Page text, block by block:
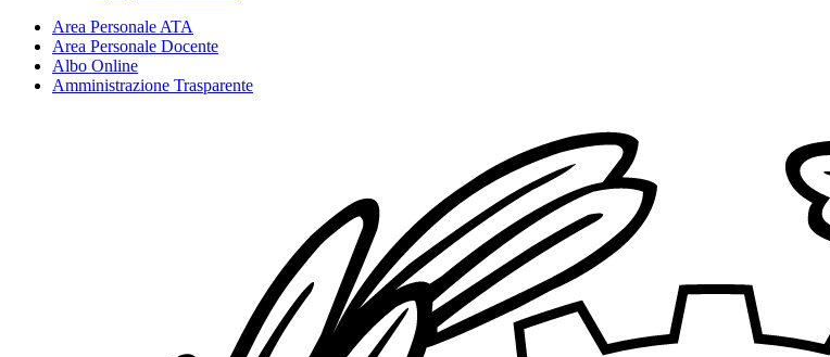
Area Personale ATA
Area Personale Docente
Albo Online
Amministrazione Trasparente